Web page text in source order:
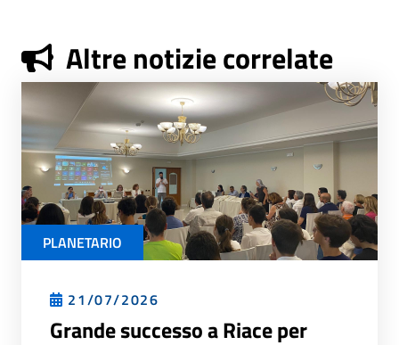
Altre notizie correlate
PLANETARIO
21/07/2026
Grande successo a Riace per